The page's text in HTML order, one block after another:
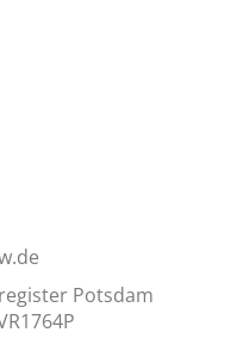
Potsdam